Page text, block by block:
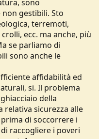
sono
gestibili. Sto
terremoti,
ecc. ma anche, più
se parliamo di
sono anche le
affidabilità ed
si. Il problema
della
relativa sicurezza alle
di soccorrere i
raccogliere i poveri